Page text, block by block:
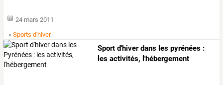
24 mars 2011
»Sports d'hiver
Sport d'hiver dans les pyrénées :
les activités, l'hébergement